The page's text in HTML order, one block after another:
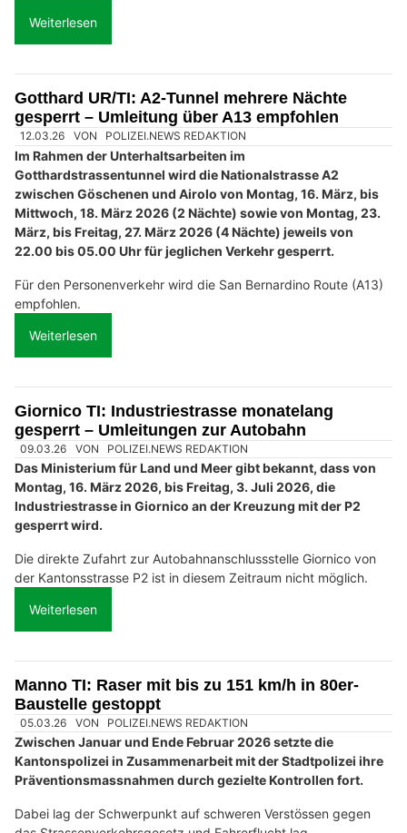
Weiterlesen
Gotthard UR/TI: A2-Tunnel mehrere Nächte
gesperrt – Umleitung über A13 empfohlen
12.03.26 VON POLIZEI.NEWS REDAKTION
Im Rahmen der Unterhaltsarbeiten im
Gotthardstrassentunnel wird die Nationalstrasse A2
zwischen Göschenen und Airolo von Montag, 16. März, bis
Mittwoch, 18. März 2026 (2 Nächte) sowie von Montag, 23.
März, bis Freitag, 27. März 2026 (4 Nächte) jeweils von
22.00 bis 05.00 Uhr für jeglichen Verkehr gesperrt.
Für den Personenverkehr wird die San Bernardino Route (A13)
empfohlen.
Weiterlesen
Giornico TI: Industriestrasse monatelang
gesperrt – Umleitungen zur Autobahn
09.03.26 VON POLIZEI.NEWS REDAKTION
Das Ministerium für Land und Meer gibt bekannt, dass von
Montag, 16. März 2026, bis Freitag, 3. Juli 2026, die
Industriestrasse in Giornico an der Kreuzung mit der P2
gesperrt wird.
Die direkte Zufahrt zur Autobahnanschlussstelle Giornico von
der Kantonsstrasse P2 ist in diesem Zeitraum nicht möglich.
Weiterlesen
Manno TI: Raser mit bis zu 151 km/h in 80er-
Baustelle gestoppt
05.03.26 VON POLIZEI.NEWS REDAKTION
Zwischen Januar und Ende Februar 2026 setzte die
Kantonspolizei in Zusammenarbeit mit der Stadtpolizei ihre
Präventionsmassnahmen durch gezielte Kontrollen fort.
Dabei lag der Schwerpunkt auf schweren Verstössen gegen